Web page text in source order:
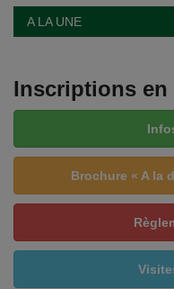
A LA UNE
Inscriptions en
Brochure « A la